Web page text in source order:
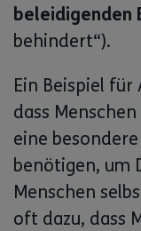
beleidigenden
behindert“).
Ein Beispiel
dass
eine
benötigen, um
Menschen
oft dazu, dass